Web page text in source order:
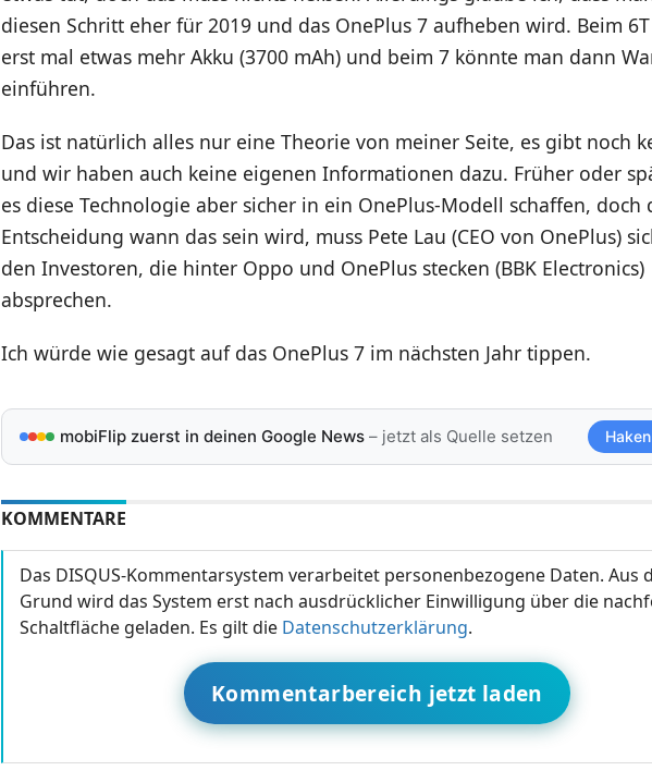
diesen Schritt eher für 2019 und das OnePlus 7 aufheben wird. Beim
erst mal etwas mehr Akku (3700 mAh) und beim 7 könnte man dann
einführen.
Das ist natürlich alles nur eine Theorie von meiner Seite, es gibt noch
und wir haben auch keine eigenen Informationen dazu. Früher oder
es diese Technologie aber sicher in ein OnePlus-Modell schaffen, doch
Entscheidung wann das sein wird, muss Pete Lau (CEO von OnePlus)
den Investoren, die hinter Oppo und OnePlus stecken (BBK Electronics)
absprechen.
Ich würde wie gesagt auf das OnePlus 7 im nächsten Jahr tippen.
mobiFlip zuerst in deinen Google News– jetzt als Quelle setzen
KOMMENTARE
Das DISQUS-Kommentarsystem verarbeitet personenbezogene Daten. Aus
Grund wird das System erst nach ausdrücklicher Einwilligung über die
Schaltfläche geladen. Es gilt die Datenschutzerklärung.
Kommentarbereich jetzt laden